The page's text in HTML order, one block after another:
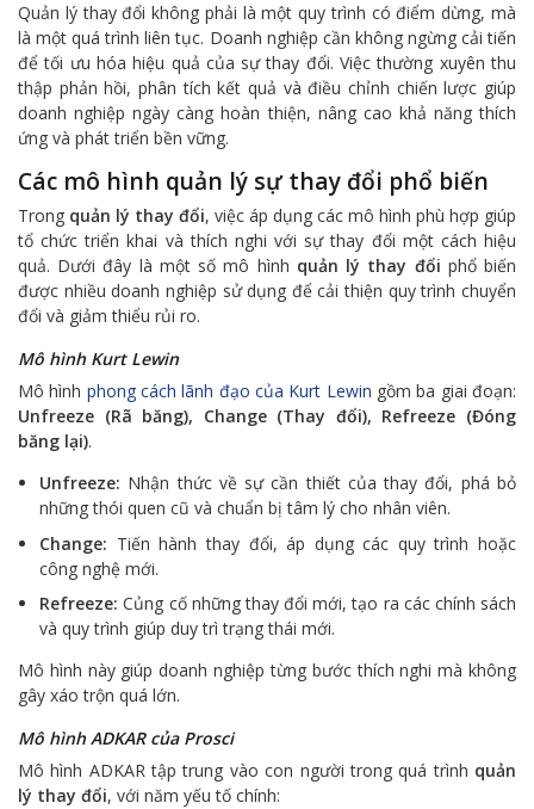
Quản lý thay đổi không phải là một quy trình có điểm dừng, mà
là một quá trình liên tục. Doanh nghiệp cần không ngừng cải tiến
để tối ưu hóa hiệu quả của sự thay đổi. Việc thường xuyên thu
thập phản hồi, phân tích kết quả và điều chỉnh chiến lược giúp
doanh nghiệp ngày càng hoàn thiện, nâng cao khả năng thích
ứng và phát triển bền vững.
Các mô hình quản lý sự thay đổi phổ biến
Trong quản lý thay đổi, việc áp dụng các mô hình phù hợp giúp
tổ chức triển khai và thích nghi với sự thay đổi một cách hiệu
quả. Dưới đây là một số mô hình quản lý thay đổi phổ biến
được nhiều doanh nghiệp sử dụng để cải thiện quy trình chuyển
đổi và giảm thiểu rủi ro.
Mô hình Kurt Lewin
Mô hình phong cách lãnh đạo của Kurt Lewin gồm ba giai đoạn:
Unfreeze (Rã băng), Change (Thay đổi), Refreeze (Đóng
băng lại).
Unfreeze: Nhận thức về sự cần thiết của thay đổi, phá bỏ
những thói quen cũ và chuẩn bị tâm lý cho nhân viên.
Change: Tiến hành thay đổi, áp dụng các quy trình hoặc
công nghệ mới.
Refreeze: Củng cố những thay đổi mới, tạo ra các chính sách
và quy trình giúp duy trì trạng thái mới.
Mô hình này giúp doanh nghiệp từng bước thích nghi mà không
gây xáo trộn quá lớn.
Mô hình ADKAR của Prosci
Mô hình ADKAR tập trung vào con người trong quá trình quản
lý thay đổi, với năm yếu tố chính: